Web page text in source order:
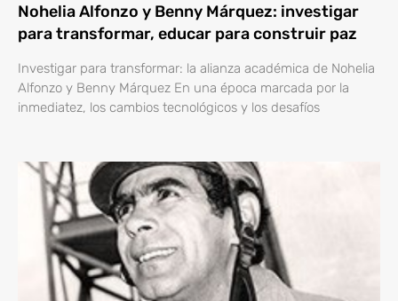
Nohelia Alfonzo y Benny Márquez: investigar
para transformar, educar para construir paz
Investigar para transformar: la alianza académica de Nohelia
Alfonzo y Benny Márquez En una época marcada por la
inmediatez, los cambios tecnológicos y los desafíos